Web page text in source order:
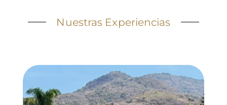
Nuestras Experiencias